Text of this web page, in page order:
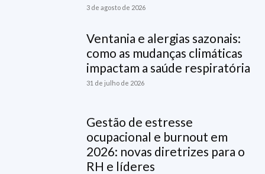
3 de agosto de 2026
Ventania e alergias sazonais:
como as mudanças climáticas
impactam a saúde respiratória
31 de julho de 2026
Gestão de estresse
ocupacional e burnout em
2026: novas diretrizes para o
RH e líderes